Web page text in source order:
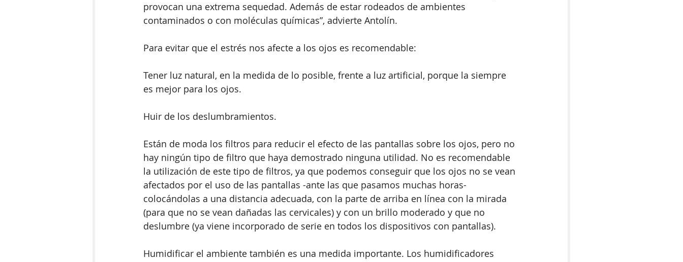
provocan una extrema sequedad. Además de estar rodeados de ambientes
contaminados o con moléculas químicas”, advierte Antolín.
Para evitar que el estrés nos afecte a los ojos es recomendable:
Tener luz natural, en la medida de lo posible, frente a luz artificial, porque la siempre
es mejor para los ojos.
Huir de los deslumbramientos.
Están de moda los filtros para reducir el efecto de las pantallas sobre los ojos, pero no
hay ningún tipo de filtro que haya demostrado ninguna utilidad. No es recomendable
la utilización de este tipo de filtros, ya que podemos conseguir que los ojos no se vean
afectados por el uso de las pantallas -ante las que pasamos muchas horas-
colocándolas a una distancia adecuada, con la parte de arriba en línea con la mirada
(para que no se vean dañadas las cervicales) y con un brillo moderado y que no
deslumbre (ya viene incorporado de serie en todos los dispositivos con pantallas).
Humidificar el ambiente también es una medida importante. Los humidificadores